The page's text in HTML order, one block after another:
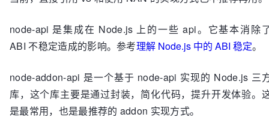
node-api 是集成在 Node.js 上的一些 api。它基本消除
ABI 不稳定造成的影响。参考理解 Node.js 中的 ABI 稳定。
node-addon-api 是一个基于 node-api 实现的 Node.js 三
库，这个库主要是通过封装，简化代码，提升开发体验。
是最常用，也是最推荐的 addon 实现方式。